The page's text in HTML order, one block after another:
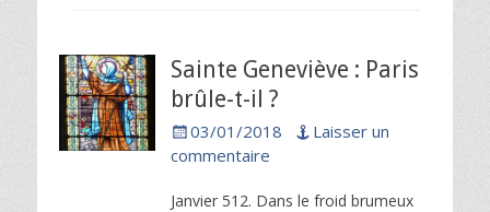
Sainte Geneviève : Paris
brûle-t-il ?
Posted
03/01/2018
Laisser un
commentaire
Janvier 512. Dans le froid brumeux